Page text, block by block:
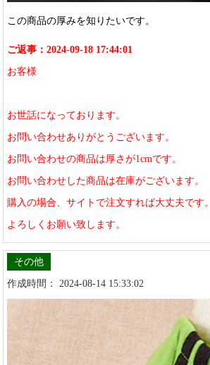
この商品の厚みを知りたいです。
ご返事：2024-09-18 17:44:01
お客様
お世話になっております。
お問い合わせありがとうございます。
お問い合わせの商品は厚さが1cmです。
お問い合わせした商品は在庫がございます。
購入の場合、サイトで注文すれば大丈夫です。
よろしくお願い致します。
その他
作成時間： 2024-08-14 15:33:02